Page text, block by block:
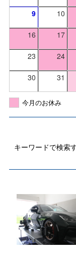
9 10
16 17
23 24
30 31
今月のお休み